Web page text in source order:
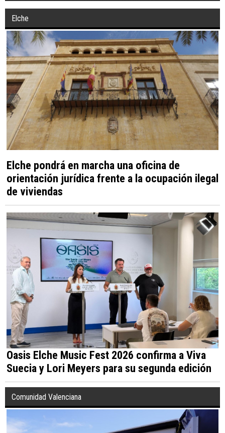
Elche
Elche pondrá en marcha una oficina de
orientación jurídica frente a la ocupación ilegal
de viviendas
Oasis Elche Music Fest 2026 confirma a Viva
Suecia y Lori Meyers para su segunda edición
Comunidad Valenciana